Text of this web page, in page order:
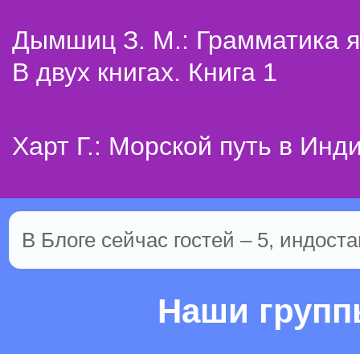
Дымшиц З. М.: Грамматика
В двух книгах. Книга 1
Харт Г.: Морской путь в
В Блоге сейчас гостей – 5,
Наши